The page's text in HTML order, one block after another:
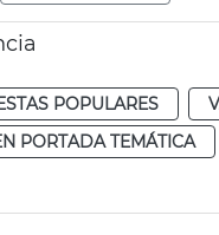
POPULARES
PORTADA TEMÁTICA